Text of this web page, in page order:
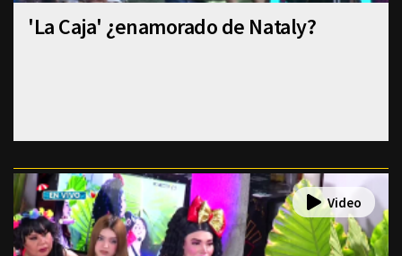
'La Caja' ¿enamorado de Nataly?